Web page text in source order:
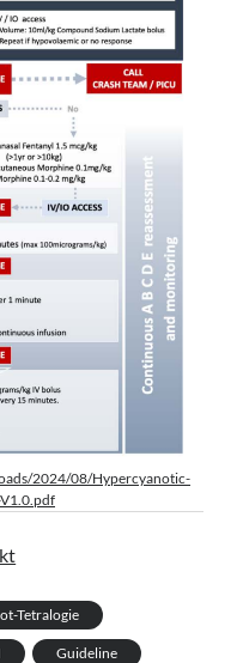
2024/08/Hypercyanotic-
Tetralogie
Guideline